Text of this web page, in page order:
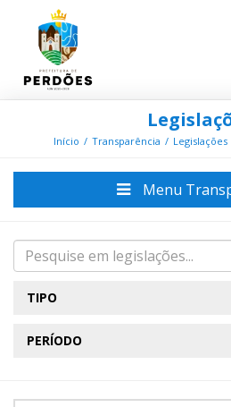
Início Transparência Legislações
Menu
TIPO
PERÍODO